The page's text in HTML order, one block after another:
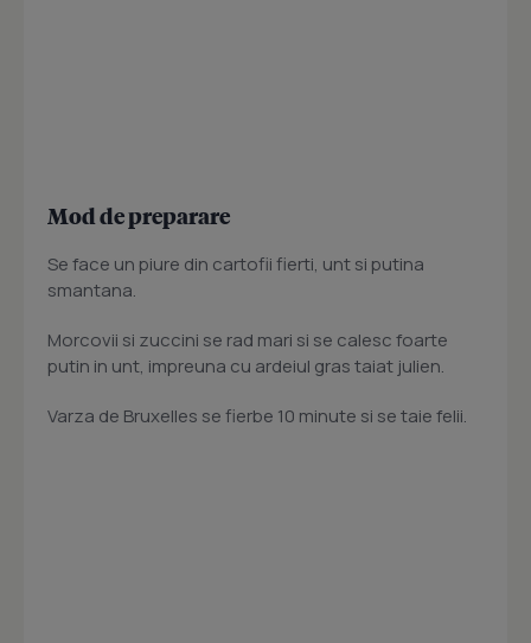
Mod de preparare
Se face un piure din cartofii fierti, unt si putina
smantana.
Morcovii si zuccini se rad mari si se calesc foarte
putin in unt, impreuna cu ardeiul gras taiat julien.
Varza de Bruxelles se fierbe 10 minute si se taie felii.